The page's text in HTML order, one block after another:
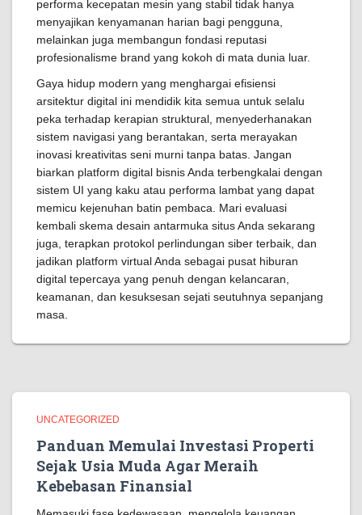
performa kecepatan mesin yang stabil tidak hanya
menyajikan kenyamanan harian bagi pengguna,
melainkan juga membangun fondasi reputasi
profesionalisme brand yang kokoh di mata dunia luar.
Gaya hidup modern yang menghargai efisiensi
arsitektur digital ini mendidik kita semua untuk selalu
peka terhadap kerapian struktural, menyederhanakan
sistem navigasi yang berantakan, serta merayakan
inovasi kreativitas seni murni tanpa batas. Jangan
biarkan platform digital bisnis Anda terbengkalai dengan
sistem UI yang kaku atau performa lambat yang dapat
memicu kejenuhan batin pembaca. Mari evaluasi
kembali skema desain antarmuka situs Anda sekarang
juga, terapkan protokol perlindungan siber terbaik, dan
jadikan platform virtual Anda sebagai pusat hiburan
digital tepercaya yang penuh dengan kelancaran,
keamanan, dan kesuksesan sejati seutuhnya sepanjang
masa.
UNCATEGORIZED
Panduan Memulai Investasi Properti
Sejak Usia Muda Agar Meraih
Kebebasan Finansial